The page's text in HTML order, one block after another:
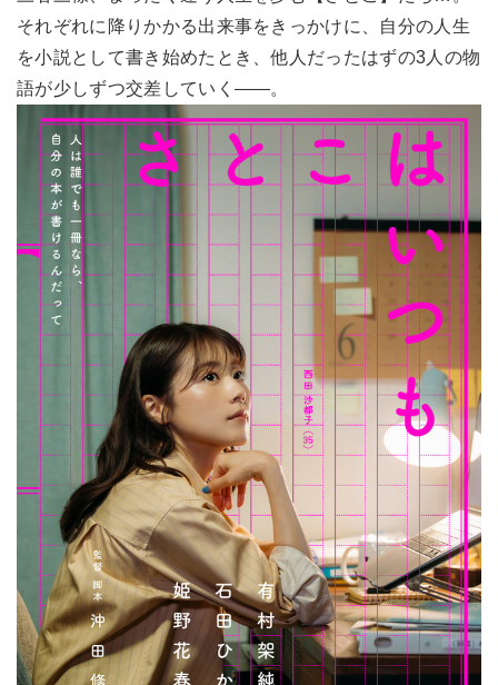
それぞれに降りかかる出来事をきっかけに、自分の人生
を小説として書き始めたとき、他人だったはずの3人の物
語が少しずつ交差していく――。